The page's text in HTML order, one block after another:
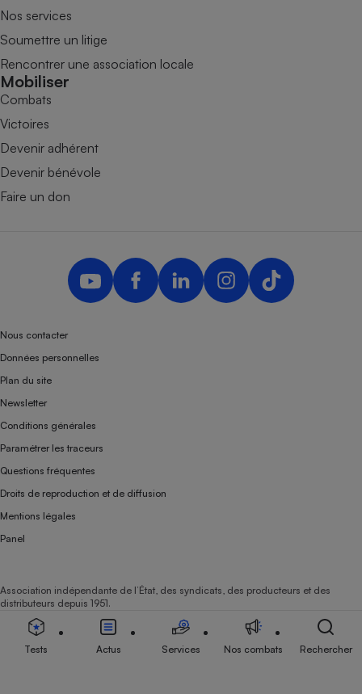
Nos services
Soumettre un litige
Rencontrer une association locale
Mobiliser
Combats
Victoires
Devenir adhérent
Devenir bénévole
Faire un don
Nous contacter
Données personnelles
Plan du site
Newsletter
Conditions générales
Paramétrer les traceurs
Questions fréquentes
Droits de reproduction et de diffusion
Mentions légales
Panel
Association indépendante de l’État, des syndicats, des producteurs et des
distributeurs depuis 1951.
Tests Actus Services Nos combats Rechercher